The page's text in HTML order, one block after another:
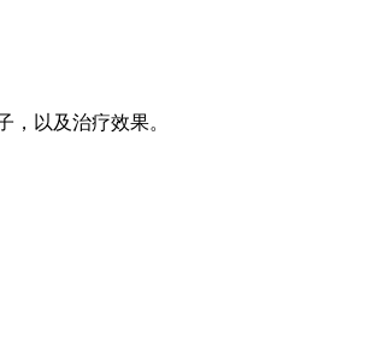
以及治疗效果。